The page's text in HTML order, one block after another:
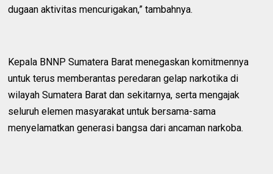
dugaan aktivitas mencurigakan,” tambahnya.
‎Kepala BNNP Sumatera Barat menegaskan komitmennya
untuk terus memberantas peredaran gelap narkotika di
wilayah Sumatera Barat dan sekitarnya, serta mengajak
seluruh elemen masyarakat untuk bersama-sama
menyelamatkan generasi bangsa dari ancaman narkoba.